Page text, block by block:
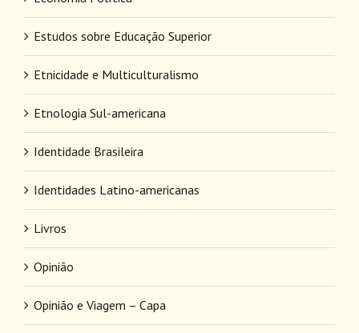
Estudos sobre Educação Superior
Etnicidade e Multiculturalismo
Etnologia Sul-americana
Identidade Brasileira
Identidades Latino-americanas
Livros
Opinião
Opinião e Viagem – Capa